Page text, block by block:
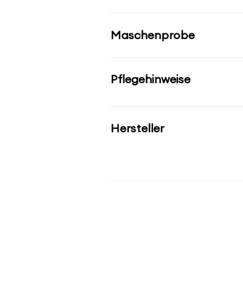
Maschenprobe
Pflegehinweise
Hersteller